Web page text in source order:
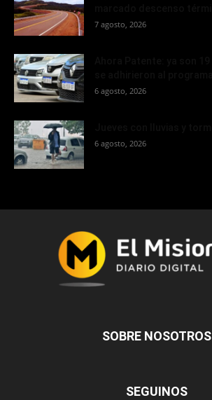
7 agosto, 2026
6 agosto, 2026
6 agosto, 2026
SOBRE NOSOTROS
SEGUINOS